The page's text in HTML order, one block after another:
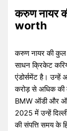
करुण नायर
worth
करुण नायर की कुल
साधन क्रिकेट
एंडोर्समेंट है। उन्हें
करोड़ से अधिक की
BMW ऑडी और
2025 में उन्हें
की संपत्ति समय के